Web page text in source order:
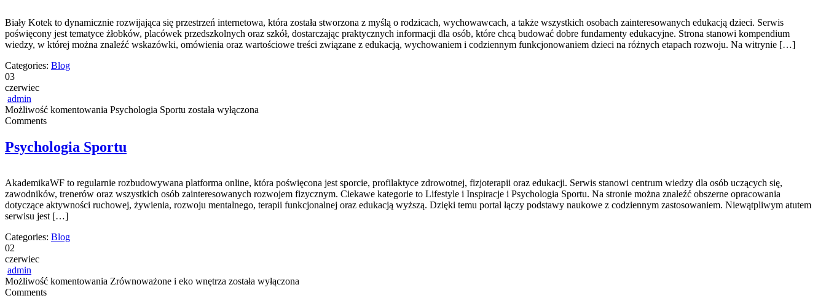
Biały Kotek to dynamicznie rozwijająca się przestrzeń internetowa, która została stworzona z myślą o rodzicach, wychowawcach, a także wszystkich osobach zainteresowanych edukacją dzieci. Serwis
poświęcony jest tematyce żłobków, placówek przedszkolnych oraz szkół, dostarczając praktycznych informacji dla osób, które chcą budować dobre fundamenty edukacyjne. Strona stanowi kompendium
wiedzy, w której można znaleźć wskazówki, omówienia oraz wartościowe treści związane z edukacją, wychowaniem i codziennym funkcjonowaniem dzieci na różnych etapach rozwoju. Na witrynie […]
Categories: Blog
03
czerwiec
admin
Możliwość komentowania Psychologia Sportu została wyłączona
Comments
Psychologia Sportu
AkademikaWF to regularnie rozbudowywana platforma online, która poświęcona jest sporcie, profilaktyce zdrowotnej, fizjoterapii oraz edukacji. Serwis stanowi centrum wiedzy dla osób uczących się,
zawodników, trenerów oraz wszystkich osób zainteresowanych rozwojem fizycznym. Ciekawe kategorie to Lifestyle i Inspiracje i Psychologia Sportu. Na stronie można znaleźć obszerne opracowania
dotyczące aktywności ruchowej, żywienia, rozwoju mentalnego, terapii funkcjonalnej oraz edukacją wyższą. Dzięki temu portal łączy podstawy naukowe z codziennym zastosowaniem. Niewątpliwym atutem
serwisu jest […]
Categories: Blog
02
czerwiec
admin
Możliwość komentowania Zrównoważone i eko wnętrza została wyłączona
Comments